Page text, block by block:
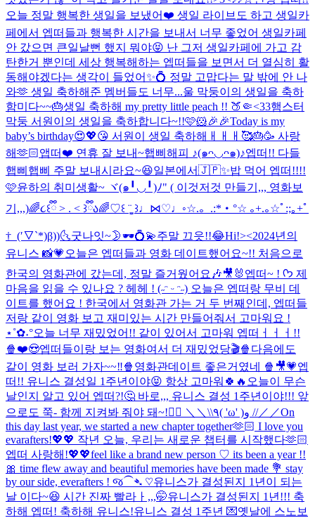
오늘 정말 행복한 생일을 보냈어❤️ 생일 라이브도 하고 생일카
페에서 엡떠들과 행복한 시간을 보내서 너무 좋었어 생일카페
안 갔으면 큰일날뻔 했지 뭐야😝 난 그저 생일카페에 가고 감
탄한거 뿐인데 세상 행복해하는 엡떠들을 보면서 더 열심히 활
동해야겠다는 생각이 들었어✨💍 정말 고맙다는 말 밖에 안 나
와🫶 생일 축하해준 멤버들도 너무...울 막둥이의 생일을 축하
함미다~~🎂생일 축하해 my pretty little peach !! 🍑🤏<33햄스터
막둥 서원이의 생일을 축하합니다~!!🩷🐹🎉🎉Today is my
baby’s birthday😍💖😘 서원이 생일 축하해ㅐㅐㅐ🥰🎂🥳 사랑
해🫶🏻앱떠❤️ 연휴 잘 보내~햅삐해피 ♪(๑ᴖ◡ᴖ๑)♪엡떠!! 다들
햅삐햅삐 주말 보내시라요~😆일본에서🇯🇵✨밥 먹어 엡떠!!!!
🩷윤하의 취미생활~ ヾ(๑╹◡╹)ﾉ" ( 이것저것 만들기,,, 영화보
기,,,)🌈૮꒰ྀི > . < ꒱ྀིა🌈♡꒰ ¨̮͚ ꒱♩⋈♡♩◦☆.。.:*・°☆ ｡+.｡☆ﾟ:;｡+ﾟ
†_(′▽`*)β))🌜굿나잇~🌛🕶️💍💫주말 끄읏!!😂Hi!><2024년의
유니스 📸💗 오늘은 엡떠들과 영화 데이트했어요~!! 처음으로
한국의 영화관에 갔는데, 정말 즐거웠어요🎶🎥🐰 엡떠~ ! ᡣ𐭩 제
마음을 읽을 수 있나요 ? 헤헤 ! (˶ᵔ ᵕ ᵔ˶) 오늘은 엡떠랑 무비 데
이트를 했어요 ! 한국에서 영화관 가는 거 두 번째인데, 엡떠들
저랑 같이 영화 보고 재미있는 시간 만들어줘서 고마워요 !
⋆˚✿˖°오늘 너무 재밌었어!! 같이 있어서 고마워 엡떠ㅓㅓㅓ!!
🍿❤️😍엡떠들이랑 보는 영화여서 더 재밌었당🎬🍿 다음에도
같이 영화 보러 가자~~‼️🍿 영화관데이트 좋은거였네 🍿🎥💗엡
떠!! 유니스 결성일 1주년이야😝 항상 고마워🍀🔥 오늘이 무슨
날인지 알고 있어 엡떠?!🤔 바로,,, 유니스 결성 1주년이야!!! 앞
으로도 쭉- 함께 지켜봐 줘야 돼~!❤️‍🔥 ＼＼\\٩( 'ω' )و //／／On
this day last year, we started a new chapter together🫶🏻 I love you
evarafters!💖💖 작년 오늘, 우리는 새로운 챕터를 시작했다🫶🏻
엡떠 사랑해!💖💖feel like a brand new person ♡ its been a year !!
🎀 time flew away and beautiful memories have been made 💐 stay
by our side, everafters ! જ⁀➴ ♡유니스가 결성된지 1년이 되는
날 이다~😆 시간 진짜 빨라ㅏ,,,🤭유니스가 결성된지 1년!!! 축
하해 엡떠! 축하해 유니스!유니스 결성 1주년 💌옛날에 스노보